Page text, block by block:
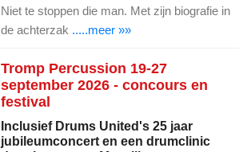
Niet te stoppen die man. Met zijn biografie in
de achterzak .....meer »»
Tromp Percussion 19-27
september 2026 - concours en
festival
Inclusief Drums United's 25 jaar
jubileumconcert en een drumclinic